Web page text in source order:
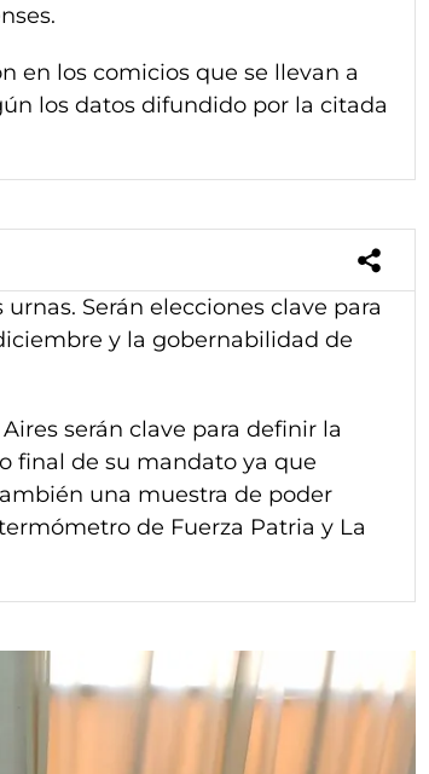
en los comicios que se llevan a
los datos difundido por la citada
Serán elecciones clave para
y la gobernabilidad de
serán clave para definir la
final de su mandato ya que
una muestra de poder
de Fuerza Patria y La